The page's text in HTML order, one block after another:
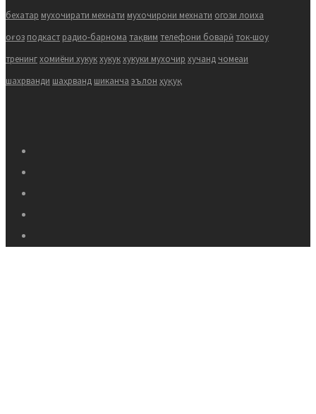
бехатар мухочирати мехнати мухочирони мехнати огози лоиха
оғоз подкаст радио-барнома тақвим телефони боварӣток-шоу
тренингхомиёни хукукхукукхукуки мухочир хучанд чомеаи
шахрванди шаҳрванд шиканча эълон ҳуқуқ